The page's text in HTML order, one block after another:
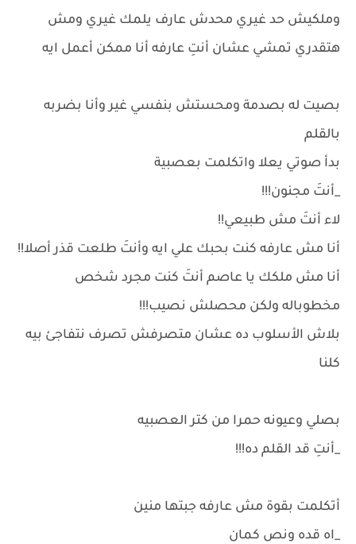
وملكيش حد غيري محدش عارف يلمك غيري ومش
هتقدري تمشي عشان أنتِ عارفه أنا ممكن أعمل ايه
بصيت له بصدمة ومحستش بنفسي غير وأنا بضربه
بالقلم
بدأ صوتي يعلا واتكلمت بعصبية
_أنتَ مجنون!!!
لاء أنتَ مش طبيعي!!
أنا مش عارفه كنت بحبك علي ايه وأنتَ طلعت قذر أصلا!!
أنا مش ملكك يا عاصم أنتَ كنت مجرد شخص
مخطوباله ولكن محصلش نصيب!!!
بلاش الأسلوب ده عشان متصرفش تصرف نتفاجئ بيه
كلنا
بصلي وعيونه حمرا من كتر العصبيه
_أنتِ قد القلم ده!!!
أتكلمت بقوة مش عارفه جبتها منين
_اه قده ونص كمان